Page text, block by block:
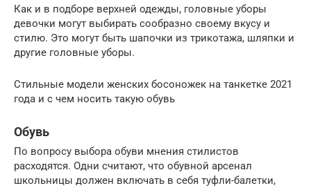
Как и в подборе верхней одежды, головные уборы
девочки могут выбирать сообразно своему вкусу и
стилю. Это могут быть шапочки из трикотажа, шляпки и
другие головные уборы.
Стильные модели женских босоножек на танкетке 2021
года и с чем носить такую обувь
Обувь
По вопросу выбора обуви мнения стилистов
расходятся. Одни считают, что обувной арсенал
школьницы должен включать в себя туфли-балетки,